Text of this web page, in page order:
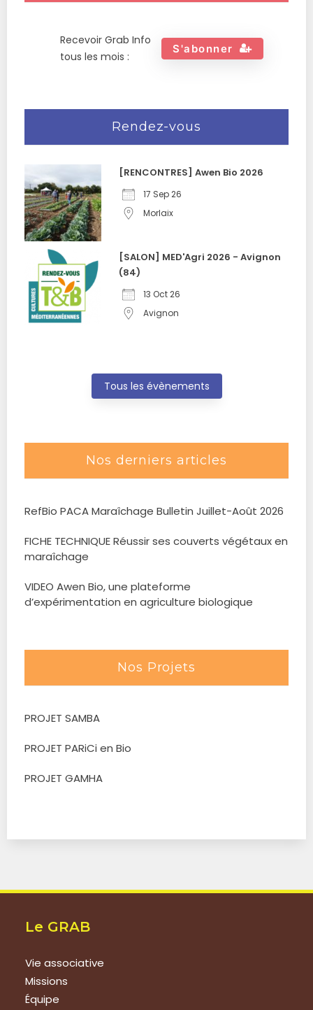
Recevoir Grab Info
tous les mois :
S'abonner
Rendez-vous
[RENCONTRES] Awen Bio 2026
17 Sep 26
Morlaix
[SALON] MED'Agri 2026 - Avignon
(84)
13 Oct 26
Avignon
Tous les évènements
Nos derniers articles
RefBio PACA Maraîchage Bulletin Juillet-Août 2026
FICHE TECHNIQUE Réussir ses couverts végétaux en
maraîchage
VIDEO Awen Bio, une plateforme
d’expérimentation en agriculture biologique
Nos Projets
PROJET SAMBA
PROJET PARiCi en Bio
PROJET GAMHA
Le GRAB
Vie associative
Missions
Équipe